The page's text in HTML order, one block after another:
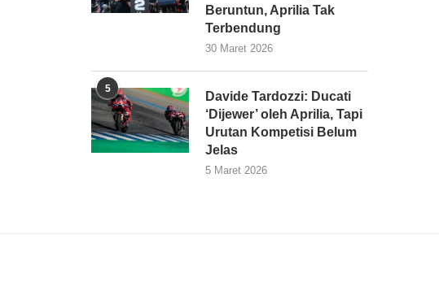
Beruntun, Aprilia Tak
Terbendung
30 Maret 2026
5
Davide Tardozzi: Ducati
‘Dijewer’ oleh Aprilia, Tapi
Urutan Kompetisi Belum
Jelas
5 Maret 2026